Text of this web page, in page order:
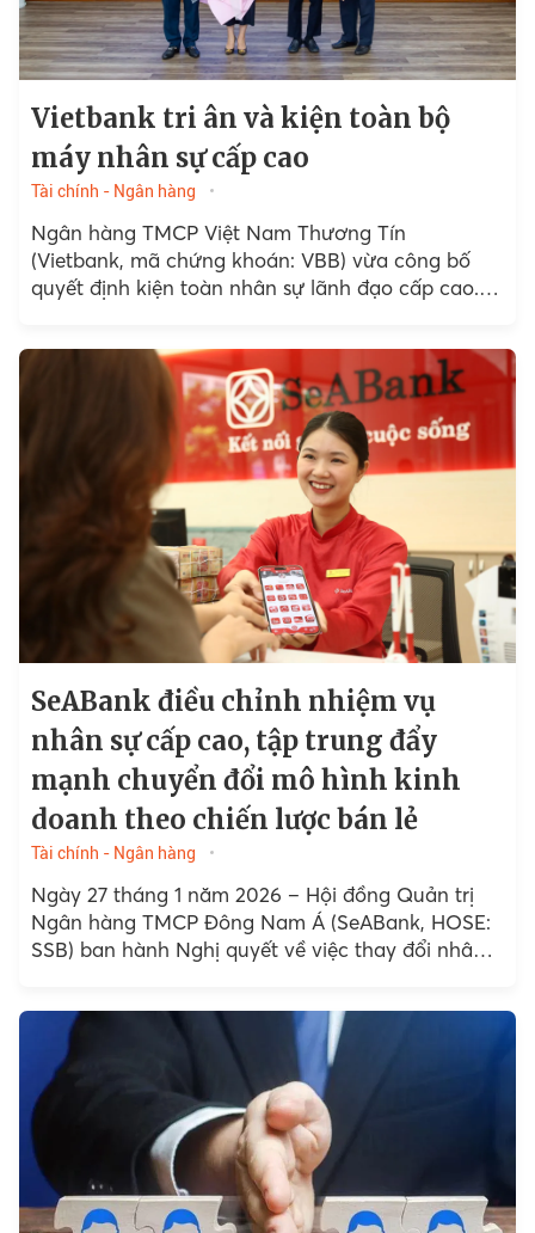
Vietbank tri ân và kiện toàn bộ
máy nhân sự cấp cao
Tài chính - Ngân hàng
Ngân hàng TMCP Việt Nam Thương Tín
(Vietbank, mã chứng khoán: VBB) vừa công bố
quyết định kiện toàn nhân sự lãnh đạo cấp cao.
SeABank điều chỉnh nhiệm vụ
nhân sự cấp cao, tập trung đẩy
mạnh chuyển đổi mô hình kinh
doanh theo chiến lược bán lẻ
Tài chính - Ngân hàng
Ngày 27 tháng 1 năm 2026 – Hội đồng Quản trị
Ngân hàng TMCP Đông Nam Á (SeABank, HOSE:
SSB) ban hành Nghị quyết về việc thay đổi nhân